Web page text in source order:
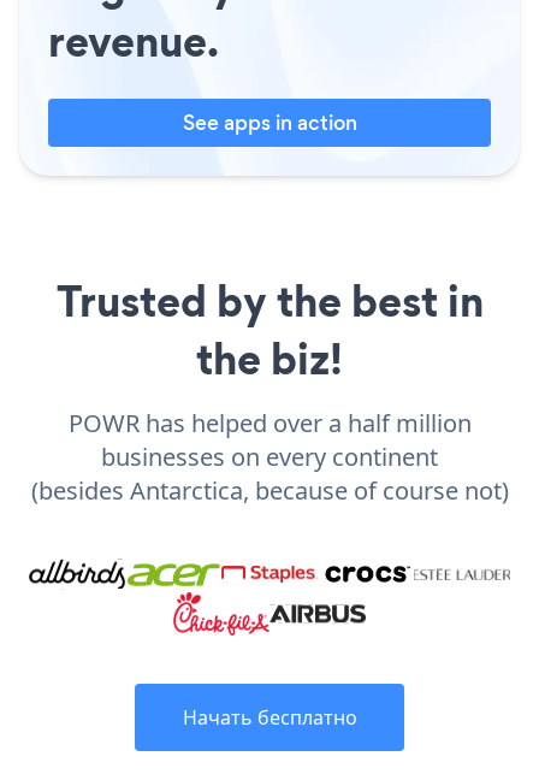
revenue.
See apps in action
Trusted by the best in
the biz!
POWR has helped over a half million
businesses on every continent
(besides Antarctica, because of course not)
Начать бесплатно